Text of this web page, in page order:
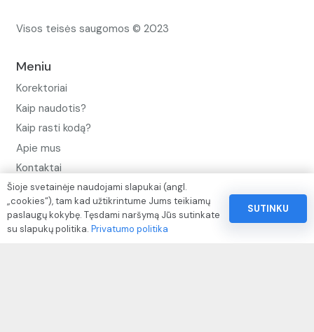
Visos teisės saugomos © 2023
Meniu
Korektoriai
Kaip naudotis?
Kaip rasti kodą?
Apie mus
Kontaktai
Privatumo politika
Pinigų ir prekių grąžinimo politika
Paslaugų naudojimo sąlygos ir taisyklės
Šioje svetainėje naudojami slapukai (angl.
„cookies“), tam kad užtikrintume Jums teikiamų
paslaugų kokybę. Tęsdami naršymą Jūs sutinkate
su slapukų politika. Privatumo politika
SUTINKU